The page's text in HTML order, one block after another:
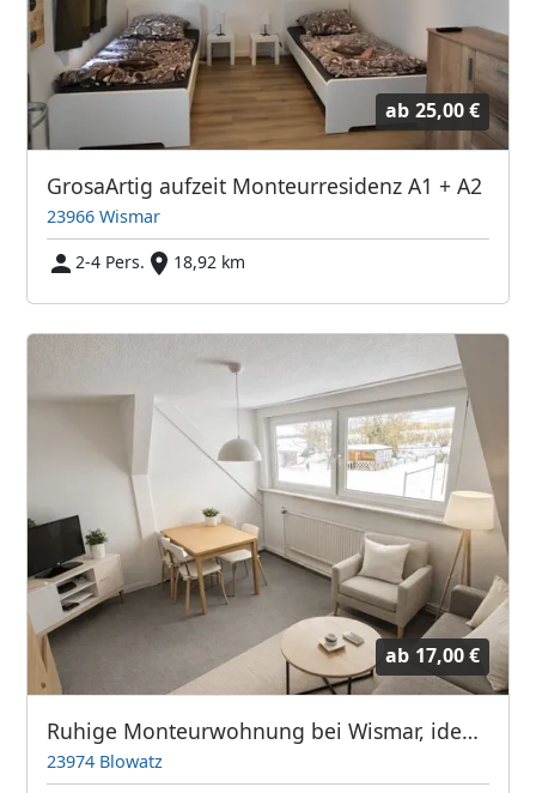
ab 25,00 €
GrosaArtig aufzeit Monteurresidenz A1 + A2
23966 Wismar
2-4 Pers.
18,92 km
ab 17,00 €
Ruhige Monteurwohnung bei Wismar, ideal für langfristige Anmietung
23974 Blowatz